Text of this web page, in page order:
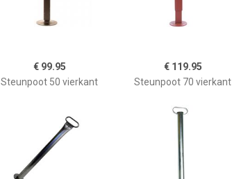
€ 99.95
Steunpoot 50 vierkant
€ 119.95
Steunpoot 70 vierkant